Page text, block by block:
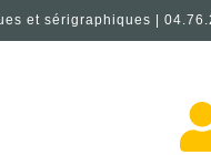
et sérigraphiques |